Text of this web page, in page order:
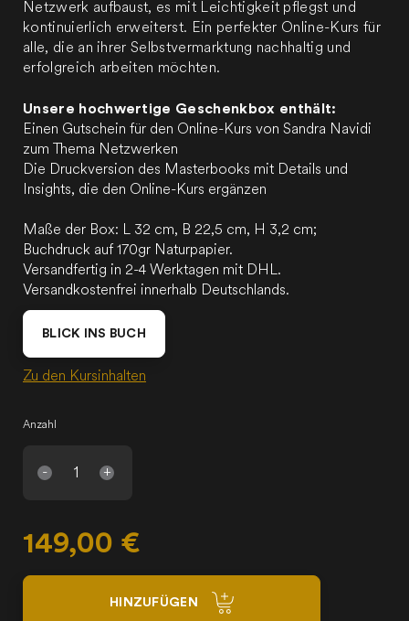
Netzwerk aufbaust, es mit Leichtigkeit pflegst und
kontinuierlich erweiterst. Ein perfekter Online-Kurs für
alle, die an ihrer Selbstvermarktung nachhaltig und
erfolgreich arbeiten möchten.
Unsere hochwertige Geschenkbox enthält:
Einen Gutschein für den Online-Kurs von Sandra Navidi
zum Thema Netzwerken
Die Druckversion des Masterbooks mit Details und
Insights, die den Online-Kurs ergänzen
Maße der Box: L 32 cm, B 22,5 cm, H 3,2 cm;
Buchdruck auf 170gr Naturpapier.
Versandfertig in 2-4 Werktagen mit DHL.
Versandkostenfrei innerhalb Deutschlands.
BLICK INS BUCH
Zu den Kursinhalten
Anzahl
- +
149,00 €
HINZUFÜGEN